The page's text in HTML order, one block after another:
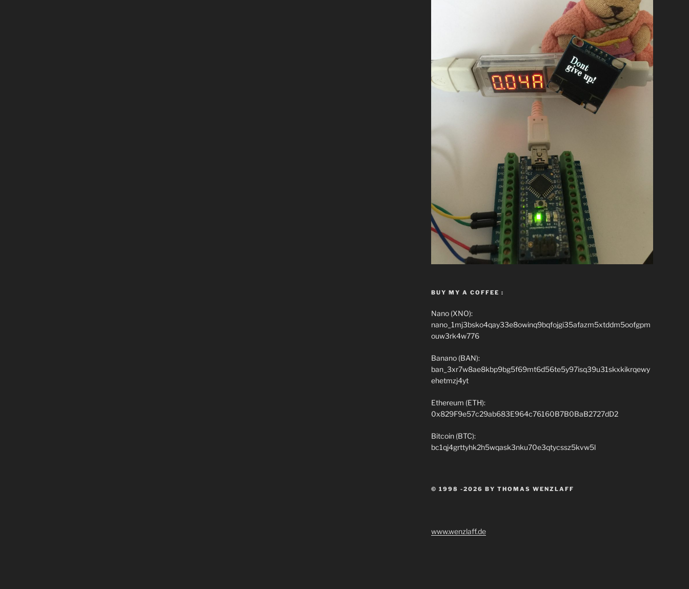
BUY MY A COFFEE :
Nano (XNO):
nano_1mj3bsko4qay33e8owinq9bqfojgi35afazm5xtddm5oofgpm
ouw3rk4w776
Banano (BAN):
ban_3xr7w8ae8kbp9bg5f69mt6d56te5y97isq39u31skxkikrqewy
ehetmzj4yt
Ethereum (ETH):
0x829F9e57c29ab683E964c76160B7B0BaB2727dD2
Bitcoin (BTC):
bc1qj4grttyhk2h5wqask3nku70e3qtycssz5kvw5l
© 1998 -2026 BY THOMAS WENZLAFF
www.wenzlaff.de